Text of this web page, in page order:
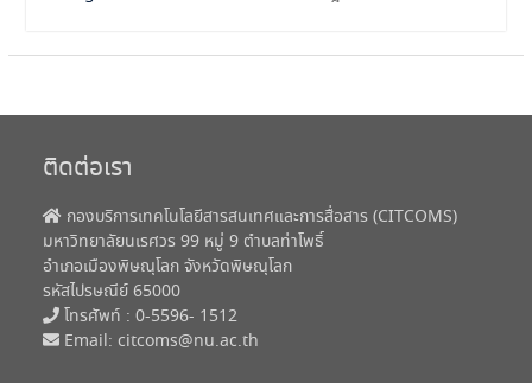
ติดต่อเรา
กองบริการเทคโนโลยีสารสนเทศและการสื่อสาร (CITCOMS)
มหาวิทยาลัยนเรศวร 99 หมู่ 9 ตำบลท่าโพธิ์
อำเภอเมืองพิษณุโลก จังหวัดพิษณุโลก
รหัสไปรษณีย์ 65000
โทรศัพท์ : 0-5596- 1512
Email: citcoms@nu.ac.th